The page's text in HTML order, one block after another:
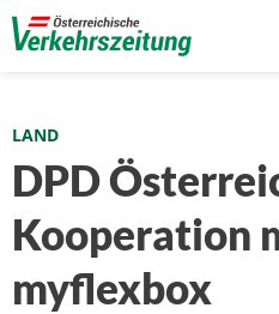
LAND
DPD
Kooperation
myflexbox